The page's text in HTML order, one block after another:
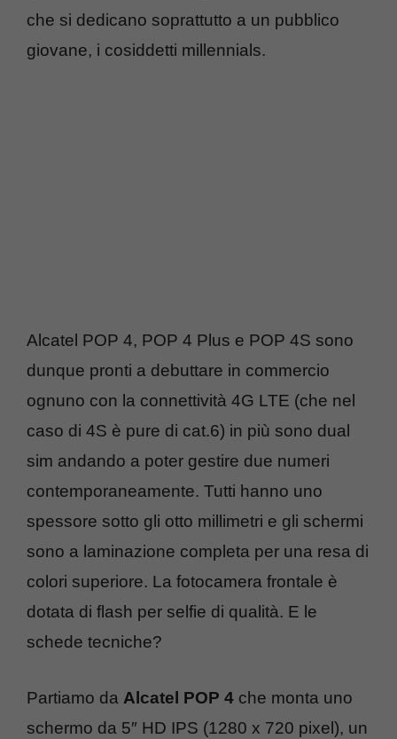
che si dedicano soprattutto a un pubblico
giovane, i cosiddetti millennials.
Alcatel POP 4, POP 4 Plus e POP 4S sono
dunque pronti a debuttare in commercio
ognuno con la connettività 4G LTE (che nel
caso di 4S è pure di cat.6) in più sono dual
sim andando a poter gestire due numeri
contemporaneamente. Tutti hanno uno
spessore sotto gli otto millimetri e gli schermi
sono a laminazione completa per una resa di
colori superiore. La fotocamera frontale è
dotata di flash per selfie di qualità. E le
schede tecniche?
Partiamo da Alcatel POP 4 che monta uno
schermo da 5″ HD IPS (1280 x 720 pixel), un